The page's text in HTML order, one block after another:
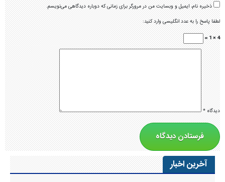
ذخیره نام، ایمیل و وبسایت من در مرورگر برای زمانی که دوباره دیدگاهی می‌نویسم.
لطفا پاسخ را به عدد انگلیسی وارد کنید:
4 × 1 =
دیدگاه*
آخرین اخبار